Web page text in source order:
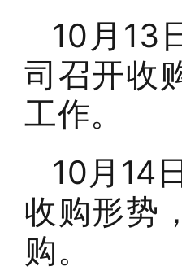
10月13
司召开收
工作。
10月14
收购形势
购。